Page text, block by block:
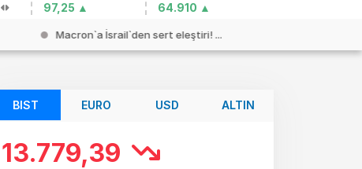
97,25
64.910
Macron`a İsrail`den sert eleştiri! ...
BIST EURO USD ALTIN
13.779,39